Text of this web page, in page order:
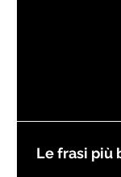
Le frasi più